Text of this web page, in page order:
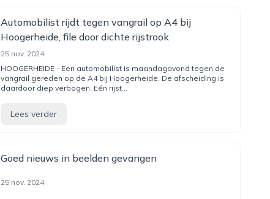
Automobilist rijdt tegen vangrail op A4 bij
Hoogerheide, file door dichte rijstrook
25 nov. 2024
HOOGERHEIDE - Een automobilist is maandagavond tegen de
vangrail gereden op de A4 bij Hoogerheide. De afscheiding is
daardoor diep verbogen. Eén rijst...
Lees verder
Goed nieuws in beelden gevangen
25 nov. 2024